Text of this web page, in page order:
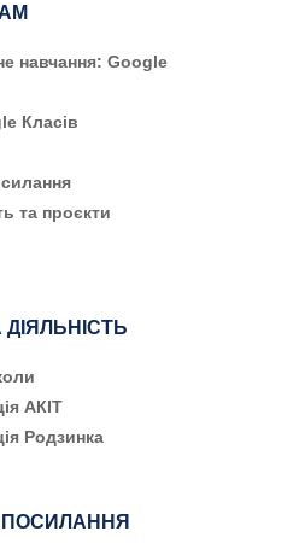
навчання: Google
Класів
та проєкти
АКІТ
Родзинка
ПОСИЛАННЯ